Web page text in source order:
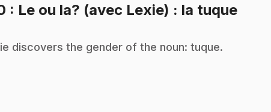
: Le ou la? (avec Lexie) : la tuque.
discovers the gender of the noun: tuque.